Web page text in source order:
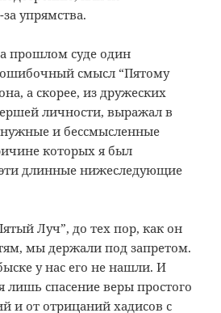
упрямства.
прошлом суде один
смысл “Пятому
а скорее, из дружеских
личности, выражал в
и бессмысленные
которых я был
длинные нижеследующие
Луч”, до тех пор, как он
мы держали под запретом.
у нас его не нашли. И
лишь спасение веры простого
и от отрицаний хадисов с